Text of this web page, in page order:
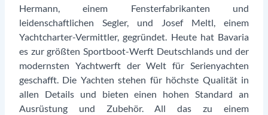
Hermann, einem Fensterfabrikanten und
leidenschaftlichen Segler, und Josef Meltl, einem
Yachtcharter-Vermittler, gegründet. Heute hat Bavaria
es zur größten Sportboot-Werft Deutschlands und der
modernsten Yachtwerft der Welt für Serienyachten
geschafft. Die Yachten stehen für höchste Qualität in
allen Details und bieten einen hohen Standard an
Ausrüstung und Zubehör. All das zu einem